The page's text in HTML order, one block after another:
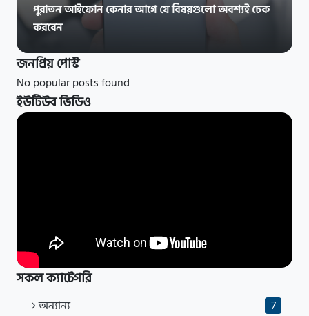
পুরাতন আইফোন কেনার আগে যে বিষয়গুলো অবশ্যই চেক
করবেন
জনপ্রিয় পোস্ট
No popular posts found
ইউটিউব ভিডিও
সকল ক্যাটেগরি
অন্যান্য
7